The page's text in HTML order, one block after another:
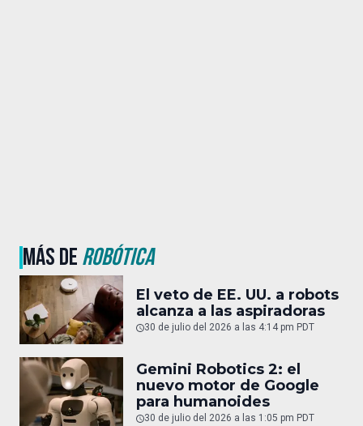
MÁS DEROBÓTICA
El veto de EE. UU. a robots
alcanza a las aspiradoras
30 de julio del 2026 a las 4:14 pm PDT
Gemini Robotics 2: el
nuevo motor de Google
para humanoides
30 de julio del 2026 a las 1:05 pm PDT